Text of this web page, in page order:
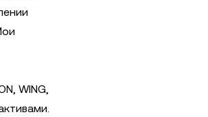
WING,